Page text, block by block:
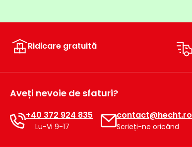
Ridicare gratuită
Aveți nevoie de sfaturi?
+40 372 924 835
Lu-Vi 9-17
contact@hecht.ro
Scrieți-ne oricând